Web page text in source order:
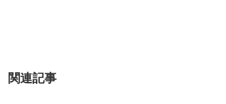
関連記事